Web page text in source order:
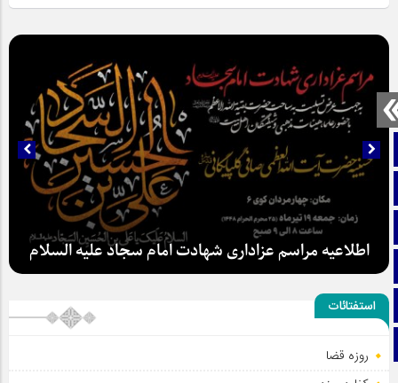
صفحه نخست
آپارات
اینستاگرام
اطلاعیه مراسم عزاداری شهادت امام سجاد علیه السلام
استفتائات
روزه قضا